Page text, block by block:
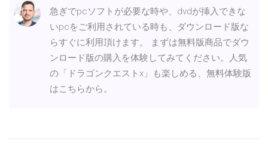
急ぎでpcソフトが必要な時や、dvdが挿入できな
いpcをご利用されている時も、ダウンロード版な
らすぐに利用頂けます。 まずは無料版商品でダウ
ンロード版の購入を体験してみてください。人気
の「ドラゴンクエストx」も楽しめる、無料体験版
はこちらから。